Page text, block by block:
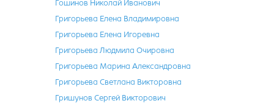
Гошинов Николай Иванович
Григорьева Елена Владимировна
Григорьева Елена Игоревна
Григорьева Людмила Очировна
Григорьева Марина Александровна
Григорьева Светлана Викторовна
Гришунов Сергей Викторович